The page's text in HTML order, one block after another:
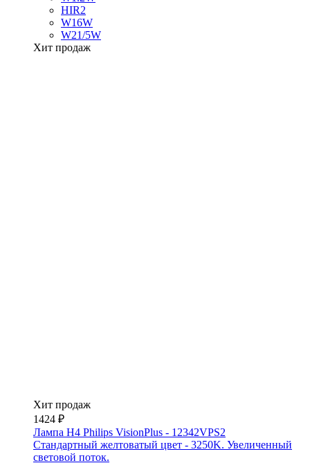
HIR2
W16W
W21/5W
Хит продаж
Хит продаж
1424 ₽
Лампа H4 Philips VisionPlus - 12342VPS2
Стандартный желтоватый цвет - 3250K. Увеличенный
световой поток.